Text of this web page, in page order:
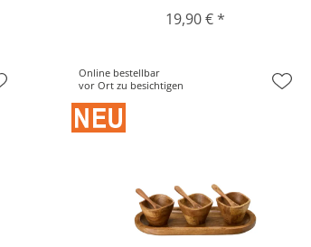
19,90 € *
Online bestellbar
vor Ort zu besichtigen